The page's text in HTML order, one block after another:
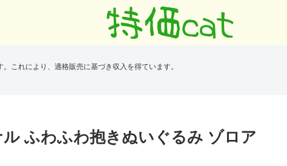
これにより、適格販売に基づき収入を得ています。
ふわふわ抱きぬいぐるみ ゾロア